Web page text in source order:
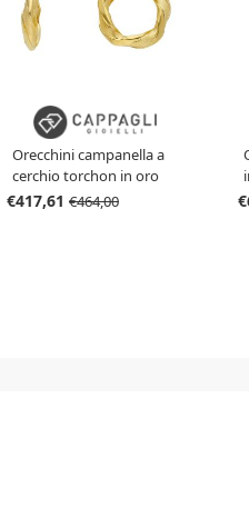
Orecchini campanella a
cerchio torchon in oro
giallo - campanella
€417,61 €464,00